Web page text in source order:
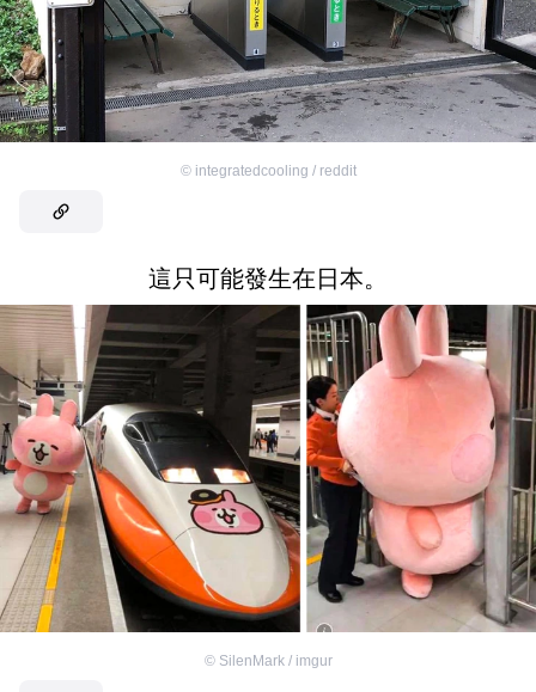
© integratedcooling / reddit
這只可能發生在日本。
© SilenMark / imgur